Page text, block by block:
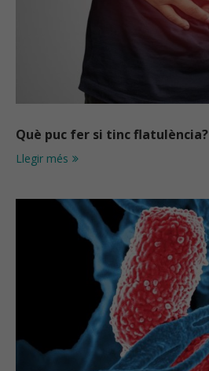
Què puc fer si tinc flatulència?
Llegir més